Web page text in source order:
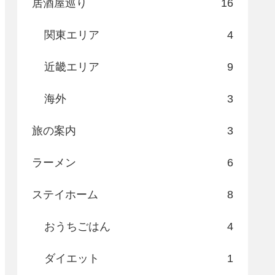
居酒屋巡り 16
関東エリア 4
近畿エリア 9
海外 3
旅の案内 3
ラーメン 6
ステイホーム 8
おうちごはん 4
ダイエット 1